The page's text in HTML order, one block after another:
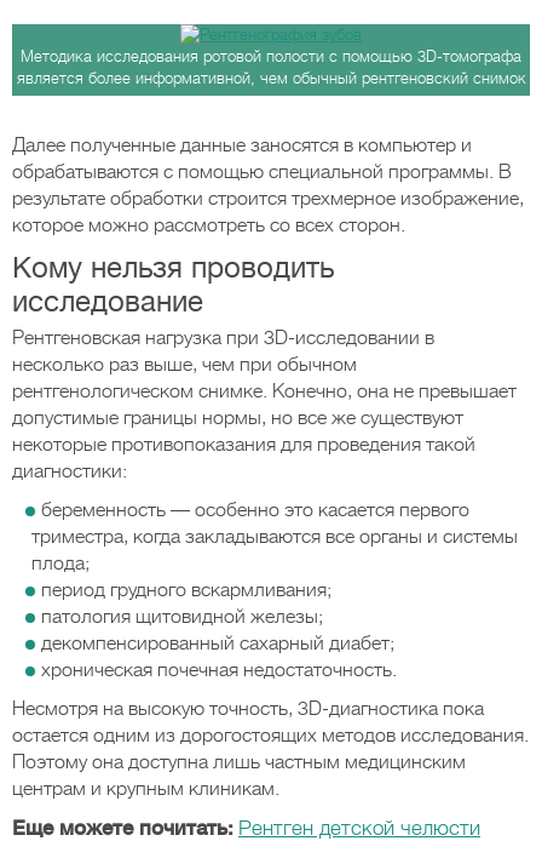
Методика исследования ротовой полости с помощью 3D-томографа
является более информативной, чем обычный рентгеновский снимок
Далее полученные данные заносятся в компьютер и
обрабатываются с помощью специальной программы. В
результате обработки строится трехмерное изображение,
которое можно рассмотреть со всех сторон.
Кому нельзя проводить
исследование
Рентгеновская нагрузка при 3D-исследовании в
несколько раз выше, чем при обычном
рентгенологическом снимке. Конечно, она не превышает
допустимые границы нормы, но все же существуют
некоторые противопоказания для проведения такой
диагностики:
беременность — особенно это касается первого
триместра, когда закладываются все органы и системы
плода;
период грудного вскармливания;
патология щитовидной железы;
декомпенсированный сахарный диабет;
хроническая почечная недостаточность.
Несмотря на высокую точность, 3D-диагностика пока
остается одним из дорогостоящих методов исследования.
Поэтому она доступна лишь частным медицинским
центрам и крупным клиникам.
Еще можете почитать: Рентген детской челюсти